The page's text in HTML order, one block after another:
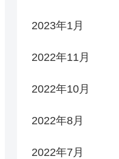
2023年1月
2022年11月
2022年10月
2022年8月
2022年7月